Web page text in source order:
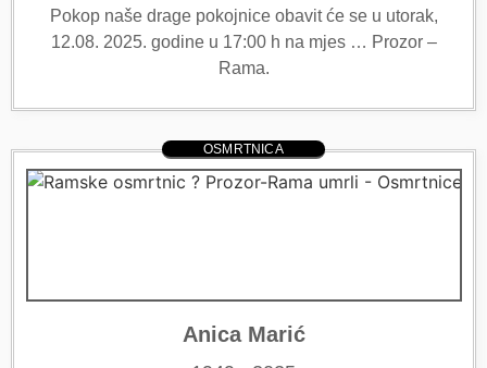
Pokop naše drage pokojnice obavit će se u utorak,
12.08. 2025. godine u 17:00 h na mjes … Prozor –
Rama.
OSMRTNICA
Anica Marić